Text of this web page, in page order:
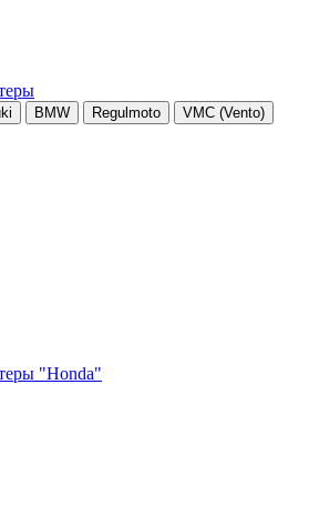
BMW Regulmoto VMC (Vento)
"Honda"